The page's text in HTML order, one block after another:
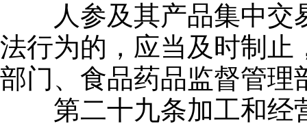
人参及其产品集中交
法行为的，应当及时制止
部门、食品药品监督管理
第二十九条加工和经